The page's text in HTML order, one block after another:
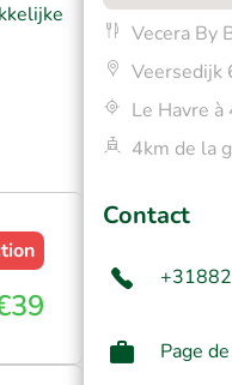
Vecera By
Veersedijk
Le Havre
4km de la
Contact
Page